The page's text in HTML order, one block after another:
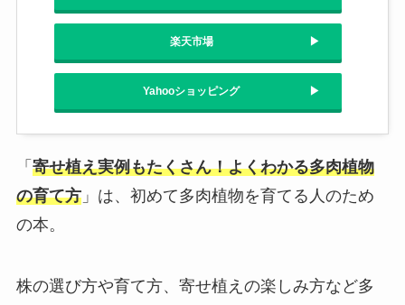
楽天市場
Yahooショッピング
「 寄せ植え実例もたくさん！よくわかる多肉植物
の育て方」は、初めて多肉植物を育てる人のため
の本。
株の選び方や育て方、寄せ植えの楽しみ方など多